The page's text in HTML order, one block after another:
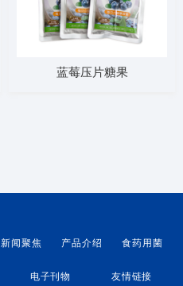
蓝莓压片糖果
新闻聚焦 产品介绍 食药用菌
电子刊物 友情链接